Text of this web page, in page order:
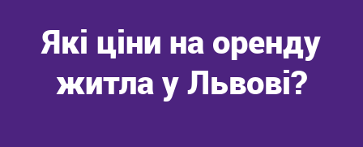
Які ціни на оренду
житла у Львові?